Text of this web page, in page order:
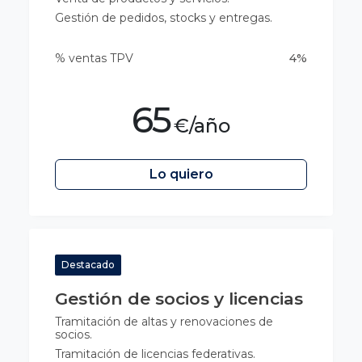
Gestión de pedidos, stocks y entregas.
% ventas TPV 4%
65€/año
Lo quiero
Destacado
Gestión de socios y licencias
Tramitación de altas y renovaciones de
socios.
Tramitación de licencias federativas.